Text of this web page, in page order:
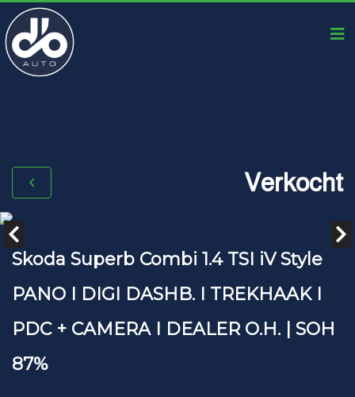
Verkocht
Skoda Superb Combi 1.4 TSI iV Style
PANO I DIGI DASHB. I TREKHAAK I
PDC + CAMERA I DEALER O.H. | SOH
87%